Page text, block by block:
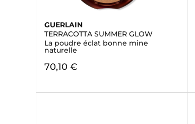
GUERLAIN
TERRACOTTA SUMMER GLOW
La poudre éclat bonne mine
naturelle
70,10 €